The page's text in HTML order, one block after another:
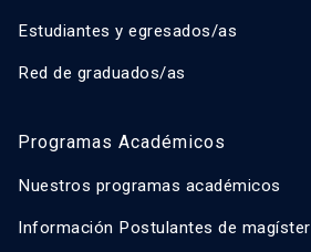
Estudiantes y egresados/as
Red de graduados/as
Programas Académicos
Nuestros programas académicos
Información Postulantes de magíster